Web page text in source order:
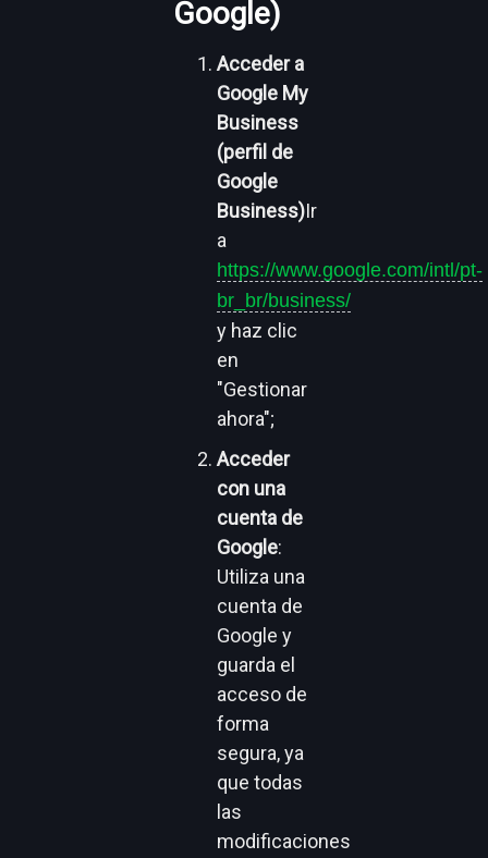
Google)
Acceder a
Google My
Business
(perfil de
Google
Business)Ir
a
https://www.google.com/intl/pt-
br_br/business/
y haz clic
en
"Gestionar
ahora";
Acceder
con una
cuenta de
Google:
Utiliza una
cuenta de
Google y
guarda el
acceso de
forma
segura, ya
que todas
las
modificaciones